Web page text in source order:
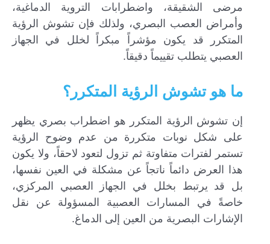
مرضى الشقيقة، واضطرابات التروية الدماغية،
وأمراض العصب البصري، ولذلك فإن تشوش الرؤية
المتكرر قد يكون مؤشراً مبكراً لخلل في الجهاز
العصبي يتطلب تقييماً دقيقاً.
ما هو تشوش الرؤية المتكرر؟
إن تشوش الرؤية المتكرر هو اضطراب بصري يظهر
على شكل نوبات متكررة من عدم وضوح الرؤية
تستمر لفترات متفاوتة ثم تزول لتعود لاحقاً، ولا يكون
هذا العرض دائماً ناتجاً عن مشكلة في العين نفسها،
بل قد يرتبط بخلل في الجهاز العصبي المركزي،
خاصةً في المسارات العصبية المسؤولة عن نقل
الإشارات البصرية من العين إلى الدماغ.